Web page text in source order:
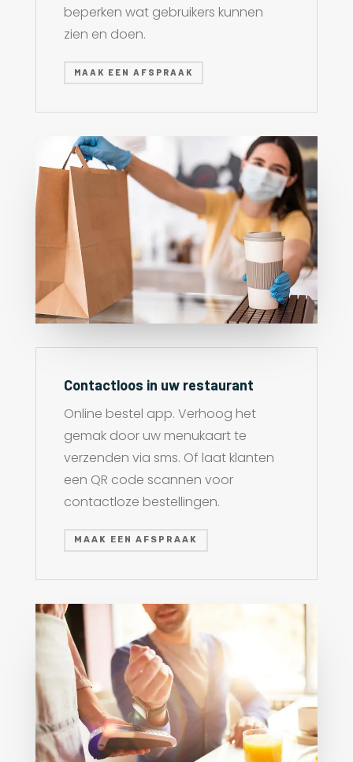
beperken wat gebruikers kunnen
zien en doen.
MAAK EEN AFSPRAAK
Contactloos in uw restaurant
Online bestel app. Verhoog het
gemak door uw menukaart te
verzenden via sms. Of laat klanten
een QR code scannen voor
contactloze bestellingen.
MAAK EEN AFSPRAAK